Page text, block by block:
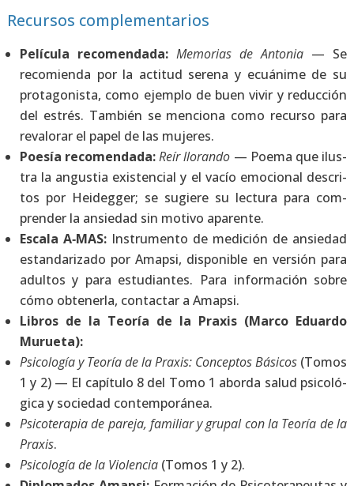
Recursos complementarios
Pelí­cu­la reco­men­da­da: Memo­rias de Anto­nia — Se
reco­mien­da por la acti­tud sere­na y ecuá­ni­me de su
pro­ta­go­nis­ta, como ejem­plo de buen vivir y reduc­ción
del estrés. Tam­bién se men­cio­na como recur­so para
reva­lo­rar el papel de las muje­res.
Poe­sía reco­men­da­da:Reír llo­ran­do — Poe­ma que ilus­
tra la angus­tia exis­ten­cial y el vacío emo­cio­nal des­cri­
tos por Hei­deg­ger; se sugie­re su lec­tu­ra para com­
pren­der la ansie­dad sin moti­vo apa­ren­te.
Esca­la A‑MAS:Ins­tru­men­to de medi­ción de ansie­dad
estan­da­ri­za­do por Amap­si, dis­po­ni­ble en ver­sión para
adul­tos y para estu­dian­tes. Para infor­ma­ción sobre
cómo obte­ner­la, con­tac­tar a Amap­si.
Libros de la Teo­ría de la Pra­xis (Mar­co Eduar­do
Murue­ta):
Psi­co­lo­gía y Teo­ría de la Pra­xis: Con­cep­tos Bási­cos (Tomos
1 y 2) — El capí­tu­lo 8 del Tomo 1 abor­da salud psi­co­ló­
gi­ca y socie­dad con­tem­po­rá­nea.
Psi­co­te­ra­pia de pare­ja, fami­liar y gru­pal con la Teo­ría de la
Pra­xis.
Psi­co­lo­gía de la Vio­len­cia(Tomos 1 y 2).